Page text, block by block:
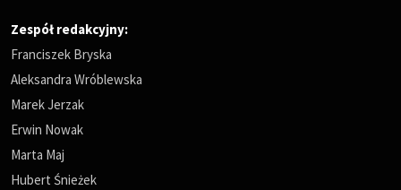
Zespół redakcyjny:
Franciszek Bryska
Aleksandra Wróblewska
Marek Jerzak
Erwin Nowak
Marta Maj
Hubert Śnieżek